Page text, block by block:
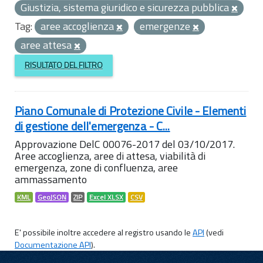
Giustizia, sistema giuridico e sicurezza pubblica
Tag: aree accoglienza
emergenze
aree attesa
RISULTATO DEL FILTRO
Piano Comunale di Protezione Civile - Elementi
di gestione dell'emergenza - C...
Approvazione DelC 00076-2017 del 03/10/2017.
Aree accoglienza, aree di attesa, viabilità di
emergenza, zone di confluenza, aree
ammassamento
KML GeoJSON ZIP Excel XLSX CSV
E' possibile inoltre accedere al registro usando leAPI(vedi
Documentazione API).